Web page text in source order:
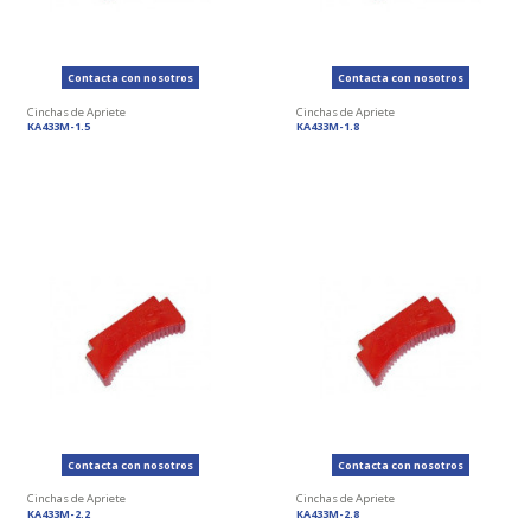
Contacta con nosotros
Cinchas de Apriete
KA433M-1.5
Contacta con nosotros
Cinchas de Apriete
KA433M-1.8
Contacta con nosotros
Cinchas de Apriete
KA433M-2.2
Contacta con nosotros
Cinchas de Apriete
KA433M-2.8